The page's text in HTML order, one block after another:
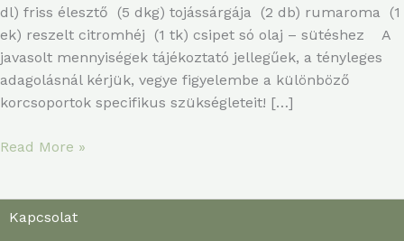
dl) friss élesztő (5 dkg) tojássárgája (2 db) rumaroma (1
ek) reszelt citromhéj (1 tk) csipet só olaj – sütéshez A
javasolt mennyiségek tájékoztató jellegűek, a tényleges
adagolásnál kérjük, vegye figyelembe a különböző
korcsoportok specifikus szükségleteit! […]
Read More »
Kapcsolat